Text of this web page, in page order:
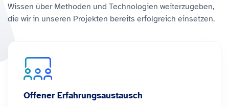
Wissen über Methoden und Technologien weiterzugeben,
die wir in unseren Projekten bereits erfolgreich einsetzen.
Offener Erfahrungsaustausch